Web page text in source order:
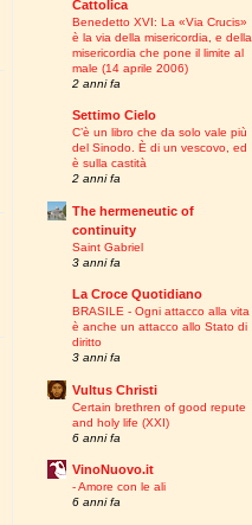
Cattolica
Benedetto XVI: La «Via Crucis»
è la via della misericordia, e della
misericordia che pone il limite al
male (14 aprile 2006)
2 anni fa
Settimo Cielo
C’è un libro che da solo vale più
del Sinodo. È di un vescovo, ed
è sulla castità
2 anni fa
The hermeneutic of
continuity
Saint Gabriel
3 anni fa
La Croce Quotidiano
BRASILE - Ogni attacco alla vita
è anche un attacco allo Stato di
diritto
3 anni fa
Vultus Christi
Certain brethren of good repute
and holy life (XXI)
6 anni fa
VinoNuovo.it
- Amore con le ali
6 anni fa